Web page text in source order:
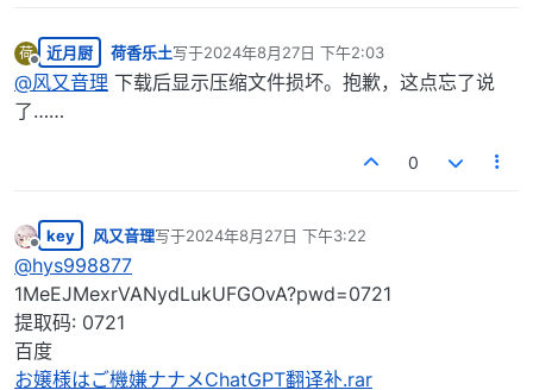
荷
离线
近月厨 荷香乐土写于2024年8月27日 下午2:03
最后由 编辑
@风又音理 下载后显示压缩文件损坏。抱歉，这点忘了说
了……
0
离线
key 风又音理写于2024年8月27日 下午3:22
最后由 编辑
@hys998877
1MeEJMexrVANydLukUFGOvA?pwd=0721
提取码: 0721
百度
お嬢様はご機嫌ナナメChatGPT翻译补.rar